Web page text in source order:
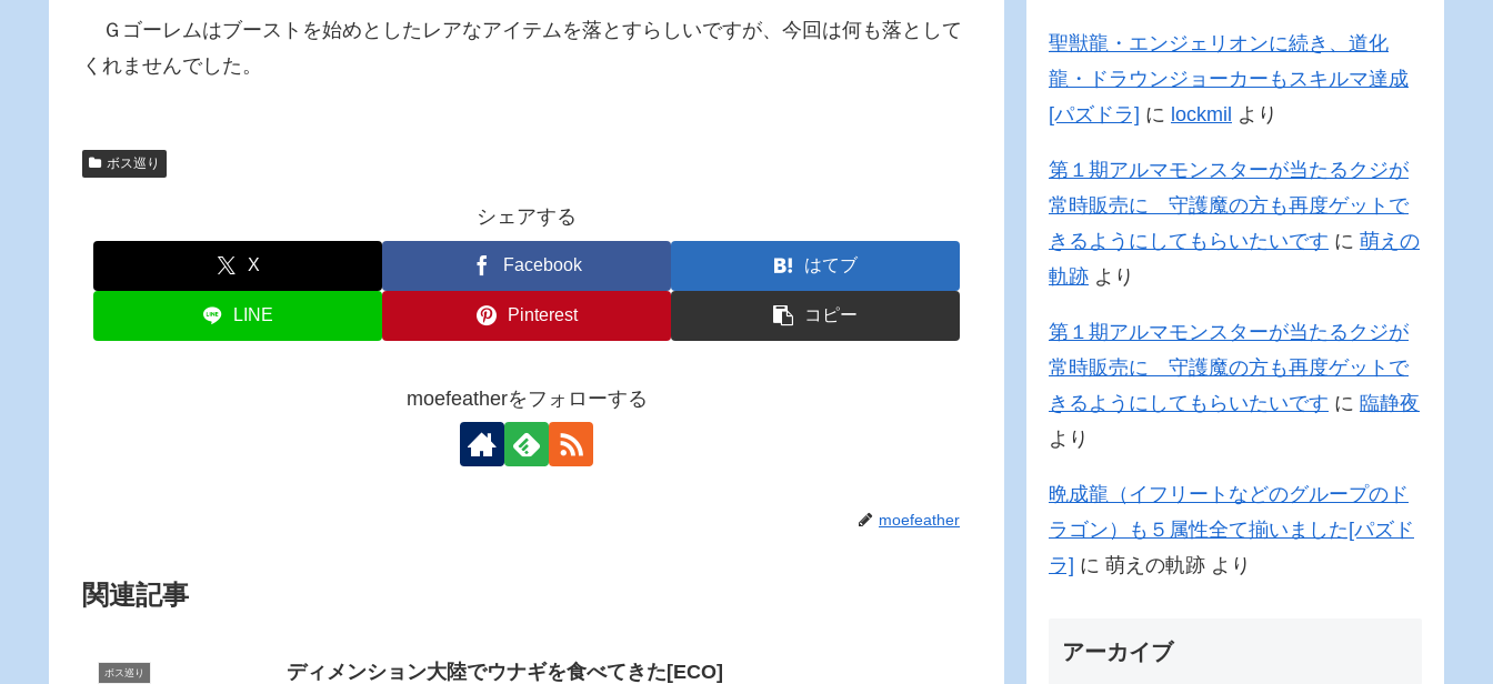
Ｇゴーレムはブーストを始めとしたレアなアイテムを落とすらしいですが、今回は何も落として
くれませんでした。
ボス巡り
シェアする
X Facebook はてブ
LINE Pinterest コピー
moefeatherをフォローする
moefeather
関連記事
ボス巡り ディメンション大陸でウナギを食べてきた[ECO]
聖獣龍・エンジェリオンに続き、道化
龍・ドラウンジョーカーもスキルマ達成
[パズドラ] に lockmil より
第１期アルマモンスターが当たるクジが
常時販売に 守護魔の方も再度ゲットで
きるようにしてもらいたいです に 萌えの
軌跡 より
第１期アルマモンスターが当たるクジが
常時販売に 守護魔の方も再度ゲットで
きるようにしてもらいたいです に 臨静夜
より
晩成龍（イフリートなどのグループのド
ラゴン）も５属性全て揃いました[パズド
ラ] に 萌えの軌跡 より
アーカイブ